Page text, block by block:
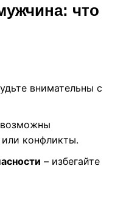
что
внимательны с
конфликты.
– избегайте